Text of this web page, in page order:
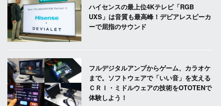
ハイセンスの最上位4Kテレビ「RGB
UXS」は音質も最高峰！デビアレスピーカ
ーで屈指のサウンド
フルデジタルアンプからゲーム、カラオケ
まで。ソフトウェアで「いい音」を支える
ＣＲＩ・ミドルウェアの技術をOTOTENで
体験しよう！